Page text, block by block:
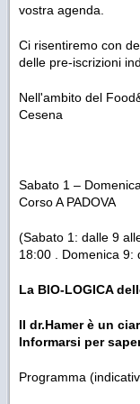
vostra agenda.
Ci risentiremo con
delle pre-iscrizioni
Nell'ambito del
Cesena
Sabato 1 –
Corso A PADOVA
(Sabato 1: dalle 9
18:00 . Domenica 9:
La BIO-LOGICA
Il dr.Hamer è un
Informarsi per
Programma